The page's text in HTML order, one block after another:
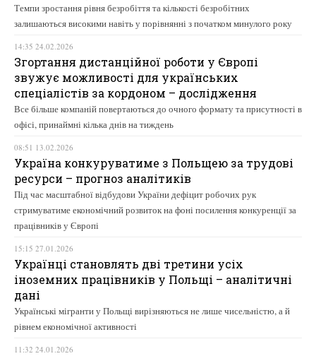
Темпи зростання рівня безробіття та кількості безробітних
залишаються високими навіть у порівнянні з початком минулого року
14:35 24.02.2026
Згортання дистанційної роботи у Європі
звужує можливості для українських
спеціалістів за кордоном – дослідження
Все більше компаній повертаються до очного формату та присутності в
офісі, принаймні кілька днів на тиждень
08:51 13.02.2026
Україна конкуруватиме з Польщею за трудові
ресурси – прогноз аналітиків
Під час масштабної відбудови України дефіцит робочих рук
стримуватиме економічний розвиток на фоні посилення конкуренції за
працівників у Європі
15:15 27.01.2026
Українці становлять дві третини усіх
іноземних працівників у Польщі – аналітичні
дані
Українські мігранти у Польщі вирізняються не лише чисельністю, а й
рівнем економічної активності
11:32 24.01.2026